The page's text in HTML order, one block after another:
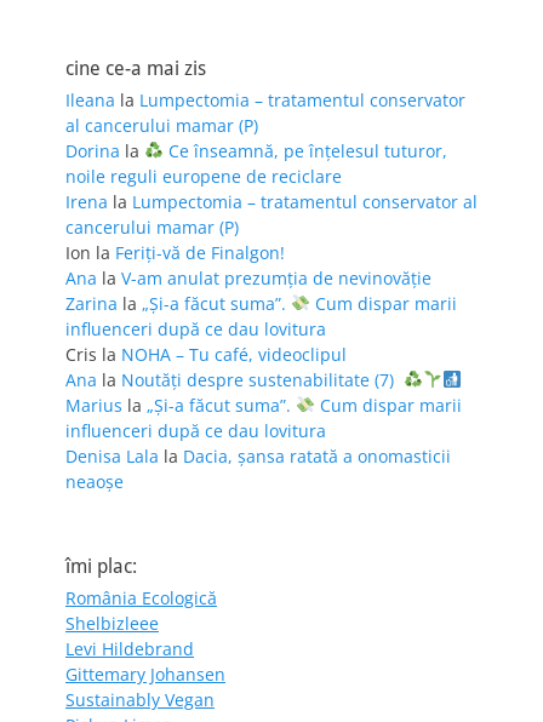
cine ce-a mai zis
Ileana la Lumpectomia – tratamentul conservator
al cancerului mamar (P)
Dorina la
Ce înseamnă, pe înțelesul tuturor,
noile reguli europene de reciclare
Irena la Lumpectomia – tratamentul conservator al
cancerului mamar (P)
Ion la Feriţi-vă de Finalgon!
Ana la V-am anulat prezumția de nevinovăție
Zarina la „Și-a făcut suma”.
Cum dispar marii
influenceri după ce dau lovitura
Cris la NOHA – Tu café, videoclipul
Ana la Noutăți despre sustenabilitate (7)
Marius la „Și-a făcut suma”.
Cum dispar marii
influenceri după ce dau lovitura
Denisa Lala la Dacia, șansa ratată a onomasticii
neaoșe
îmi plac:
România Ecologică
Shelbizleee
Levi Hildebrand
Gittemary Johansen
Sustainably Vegan